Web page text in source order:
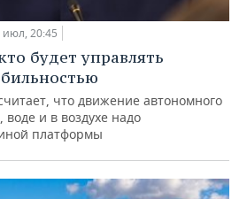
июл, 20:45
будет управлять
что движение автономного
и в воздухе надо
платформы